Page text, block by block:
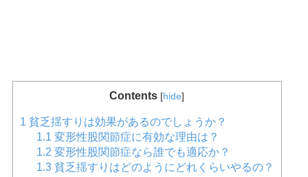
Contents [hide]
1 貧乏揺すりは効果があるのでしょうか？
1.1 変形性股関節症に有効な理由は？
1.2 変形性股関節症なら誰でも適応か？
1.3貧乏揺すりはどのようにどれくらいやるの？